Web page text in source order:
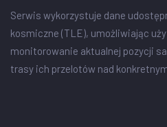
Serwis wykorzystuje dane
kosmiczne (TLE), umożliwiając
monitorowanie aktualnej pozycji
trasy ich przelotów nad